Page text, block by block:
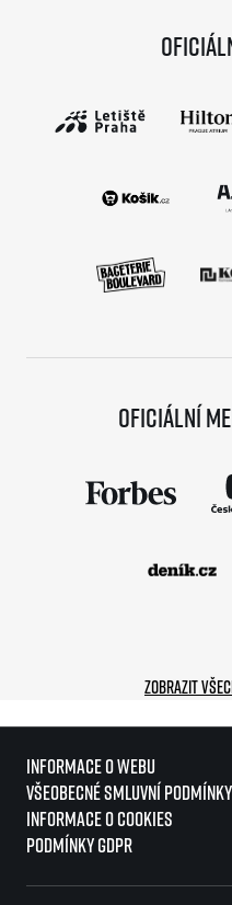
Oficiální
Zobrazit
Informace o webu
Všeobecné smluvní podmínky
Informace o cookies
Podmínky GDPR